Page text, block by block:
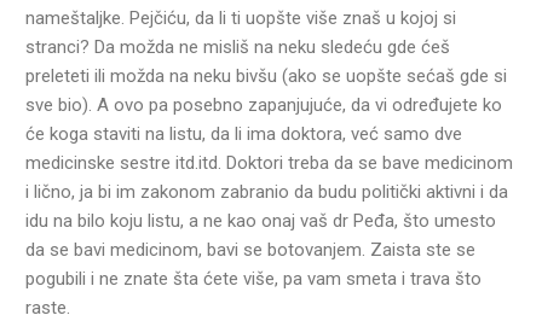
nameštaljke. Pejčiću, da li ti uopšte više znaš u kojoj si
stranci? Da možda ne misliš na neku sledeću gde ćeš
preleteti ili možda na neku bivšu (ako se uopšte sećaš gde si
sve bio). A ovo pa posebno zapanjujuće, da vi određujete ko
će koga staviti na listu, da li ima doktora, već samo dve
medicinske sestre itd.itd. Doktori treba da se bave medicinom
i lično, ja bi im zakonom zabranio da budu politički aktivni i da
idu na bilo koju listu, a ne kao onaj vaš dr Peđa, što umesto
da se bavi medicinom, bavi se botovanjem. Zaista ste se
pogubili i ne znate šta ćete više, pa vam smeta i trava što
raste.